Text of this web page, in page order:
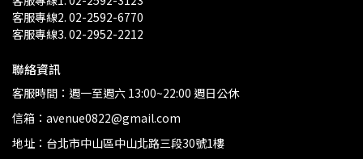
客服專線2. 02-2592-6770
客服專線3. 02-2952-2212
聯絡資訊
客服時間：週一至週六 13:00~22:00 週日公休
信箱：avenue0822@gmail.com
地址：台北市中山區中山北路三段30號1樓